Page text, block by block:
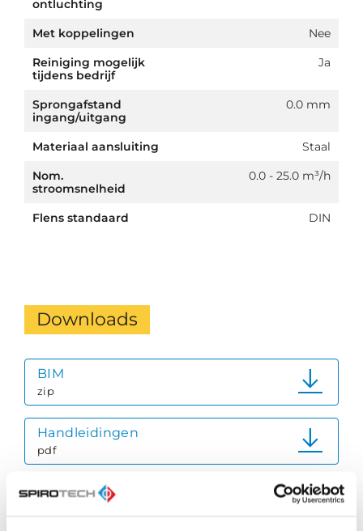
ontluchting
Met koppelingen
Nee
Reiniging mogelijk
tijdens bedrijf
Ja
Sprongafstand
ingang/uitgang
0.0 mm
Materiaal aansluiting
Staal
Nom.
stroomsnelheid
0.0 - 25.0 m³/h
Flens standaard DIN
Downloads
BIM
zip
Handleidingen
pdf
Productdatablad